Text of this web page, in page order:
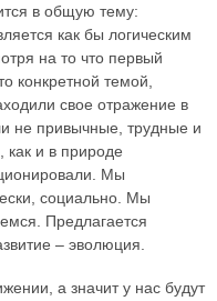
в общую тему:
как бы логическим
на то что первый
конкретной темой,
свое отражение в
не привычные, трудные и
как и в природе
Мы
социально. Мы
Предлагается
– эволюция.
а значит у нас будут